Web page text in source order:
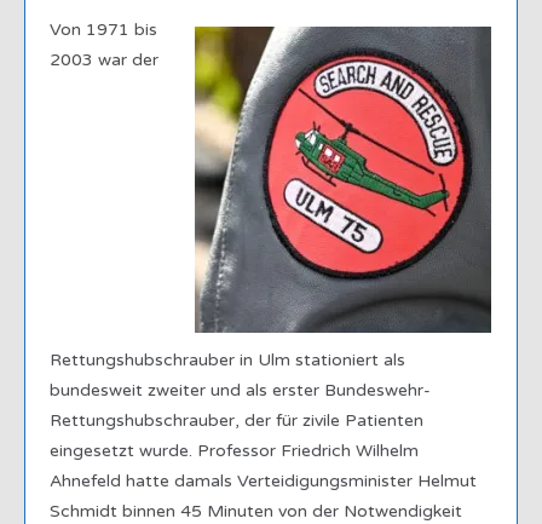
Von 1971 bis
2003 war der
Rettungshubschrauber in Ulm stationiert als
bundesweit zweiter und als erster Bundeswehr-
Rettungshubschrauber, der für zivile Patienten
eingesetzt wurde. Professor Friedrich Wilhelm
Ahnefeld hatte damals Verteidigungsminister Helmut
Schmidt binnen 45 Minuten von der Notwendigkeit